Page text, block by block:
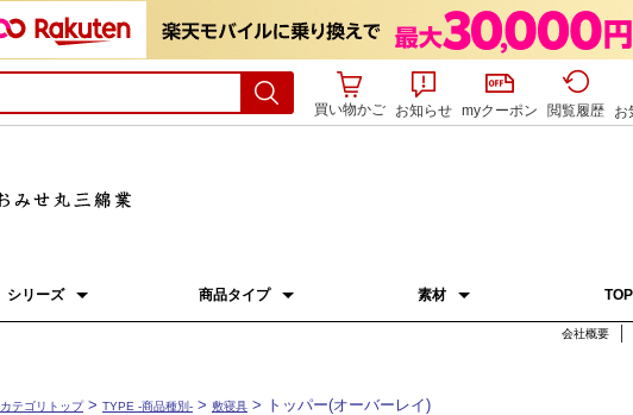
買い物かご
お知らせ myクーポン 閲覧履歴 お
シリーズ 商品タイプ
デュエット掛ふとん
トッパー(オーバーレイ)
マットレスパッド
クッションカバー
素材
丸三綿業について
会社概要
カテゴリトップ> TYPE -商品種別- > 敷寝具 > トッパー(オーバーレイ)